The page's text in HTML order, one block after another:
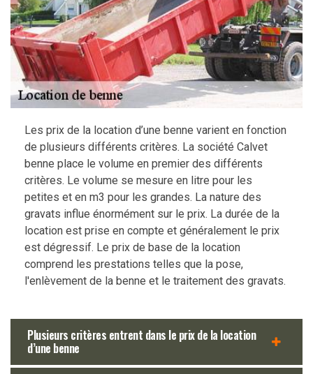
Les prix de la location d’une benne varient en fonction
de plusieurs différents critères. La société Calvet
benne place le volume en premier des différents
critères. Le volume se mesure en litre pour les
petites et en m3 pour les grandes. La nature des
gravats influe énormément sur le prix. La durée de la
location est prise en compte et généralement le prix
est dégressif. Le prix de base de la location
comprend les prestations telles que la pose,
l'enlèvement de la benne et le traitement des gravats.
Plusieurs critères entrent dans le prix de la location
d’une benne